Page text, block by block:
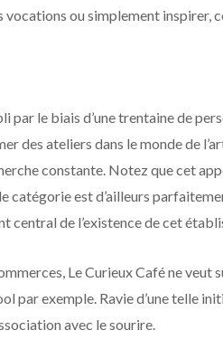
ou simplement inspirer,
par le biais d’une trentaine de
des ateliers dans le monde de
constante. Notez que cet
catégorie est d’ailleurs
central de l’existence de cet
Le Curieux Café ne veut
par exemple. Ravie d’une telle
avec le sourire.